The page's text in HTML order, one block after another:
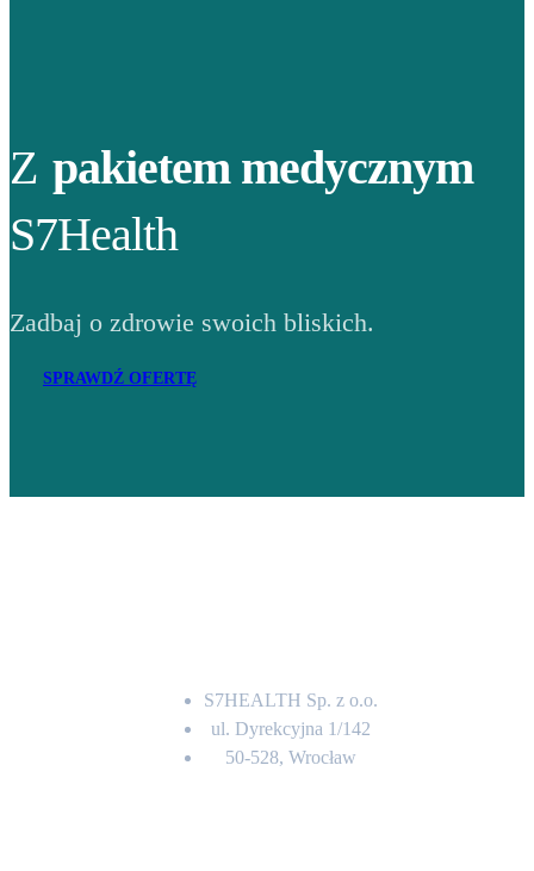
Z pakietem medycznym
S7Health
Zadbaj o zdrowie swoich bliskich.
SPRAWDŹ OFERTĘ
S7HEALTH Sp. z o.o.
ul. Dyrekcyjna 1/142
50-528, Wrocław